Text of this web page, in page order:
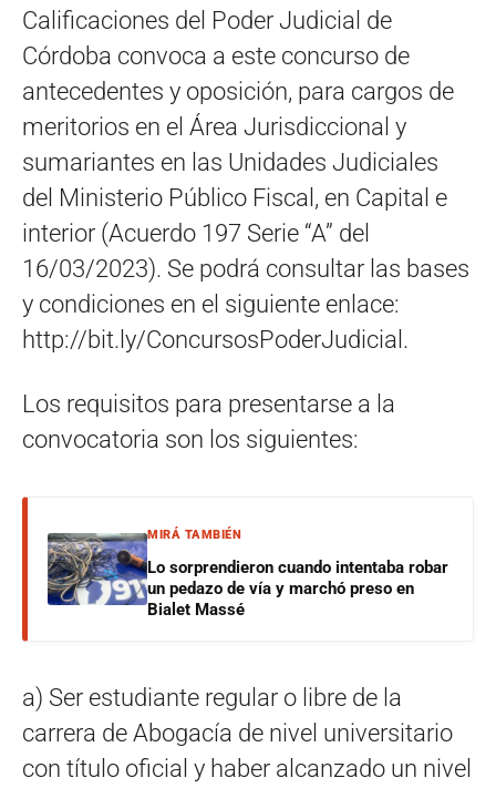
Calificaciones del Poder Judicial de
Córdoba convoca a este concurso de
antecedentes y oposición, para cargos de
meritorios en el Área Jurisdiccional y
sumariantes en las Unidades Judiciales
del Ministerio Público Fiscal, en Capital e
interior (Acuerdo 197 Serie “A” del
16/03/2023). Se podrá consultar las bases
y condiciones en el siguiente enlace:
http://bit.ly/ConcursosPoderJudicial.
Los requisitos para presentarse a la
convocatoria son los siguientes:
MIRÁ TAMBIÉN
Lo sorprendieron cuando intentaba robar
un pedazo de vía y marchó preso en
Bialet Massé
a) Ser estudiante regular o libre de la
carrera de Abogacía de nivel universitario
con título oficial y haber alcanzado un nivel